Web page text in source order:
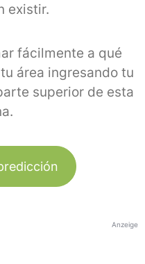
existir.
fácilmente a qué
área ingresando tu
superior de esta
Anzeige